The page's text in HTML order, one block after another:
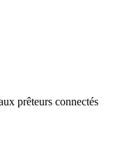
prêteurs connectés